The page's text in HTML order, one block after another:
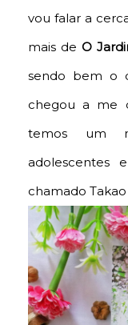
vou falar a
mais de O
sendo bem o
chegou a me
temos um
adolescentes
chamado Takao